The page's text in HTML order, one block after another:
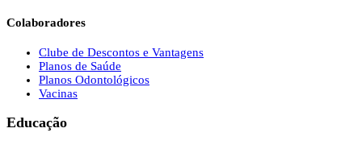
Colaboradores
Clube de Descontos e Vantagens
Planos de Saúde
Planos Odontológicos
Vacinas
Educação